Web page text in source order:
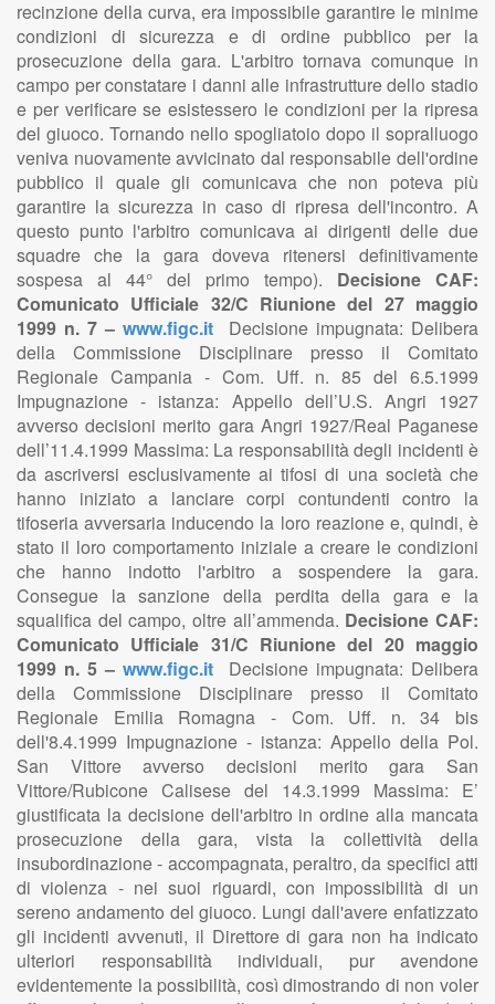
recinzione della curva, era impossibile garantire le minime
condizioni di sicurezza e di ordine pubblico per la
prosecuzione della gara. L'arbitro tornava comunque in
campo per constatare i danni alle infrastrutture dello stadio
e per verificare se esistessero le condizioni per la ripresa
del giuoco. Tornando nello spogliatoio dopo il sopralluogo
veniva nuovamente avvicinato dal responsabile dell'ordine
pubblico il quale gli comunicava che non poteva più
garantire la sicurezza in caso di ripresa dell'incontro. A
questo punto l'arbitro comunicava ai dirigenti delle due
squadre che la gara doveva ritenersi definitivamente
sospesa al 44° del primo tempo). Decisione CAF:
Comunicato Ufficiale 32/C Riunione del 27 maggio
1999 n. 7 – www.figc.it
Decisione impugnata: Delibera
della Commissione Disciplinare presso il Comitato
Regionale Campania - Com. Uff. n. 85 del 6.5.1999
Impugnazione - istanza: Appello dell’U.S. Angri 1927
avverso decisioni merito gara Angri 1927/Real Paganese
dell’11.4.1999 Massima: La responsabilità degli incidenti è
da ascriversi esclusivamente ai tifosi di una società che
hanno iniziato a lanciare corpi contundenti contro la
tifoseria avversaria inducendo la loro reazione e, quindi, è
stato il loro comportamento iniziale a creare le condizioni
che hanno indotto l'arbitro a sospendere la gara.
Consegue la sanzione della perdita della gara e la
squalifica del campo, oltre all’ammenda. Decisione CAF:
Comunicato Ufficiale 31/C Riunione del 20 maggio
1999 n. 5 – www.figc.it
Decisione impugnata: Delibera
della Commissione Disciplinare presso il Comitato
Regionale Emilia Romagna - Com. Uff. n. 34 bis
dell'8.4.1999 Impugnazione - istanza: Appello della Pol.
San Vittore avverso decisioni merito gara San
Vittore/Rubicone Calisese del 14.3.1999 Massima: E’
giustificata la decisione dell'arbitro in ordine alla mancata
prosecuzione della gara, vista la collettività della
insubordinazione - accompagnata, peraltro, da specifici atti
di violenza - nei suoi riguardi, con impossibilità di un
sereno andamento del giuoco. Lungi dall'avere enfatizzato
gli incidenti avvenuti, il Direttore di gara non ha indicato
ulteriori responsabilità individuali, pur avendone
evidentemente la possibilità, così dimostrando di non voler